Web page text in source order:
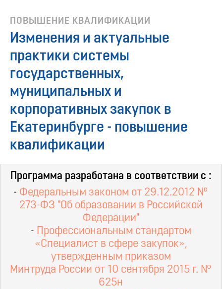
ПОВЫШЕНИЕ КВАЛИФИКАЦИИ
Изменения и актуальные
практики системы
государственных,
муниципальных и
корпоративных закупок в
Екатеринбурге - повышение
квалификации
Программа разработана в соответствии с :
- Федеральным законом от 29.12.2012 №
273-ФЗ "Об образовании в Российской
Федерации"
- Профессиональным стандартом
«Специалист в сфере закупок»,
утвержденным приказом
Минтруда России от 10 сентября 2015 г. №
625н